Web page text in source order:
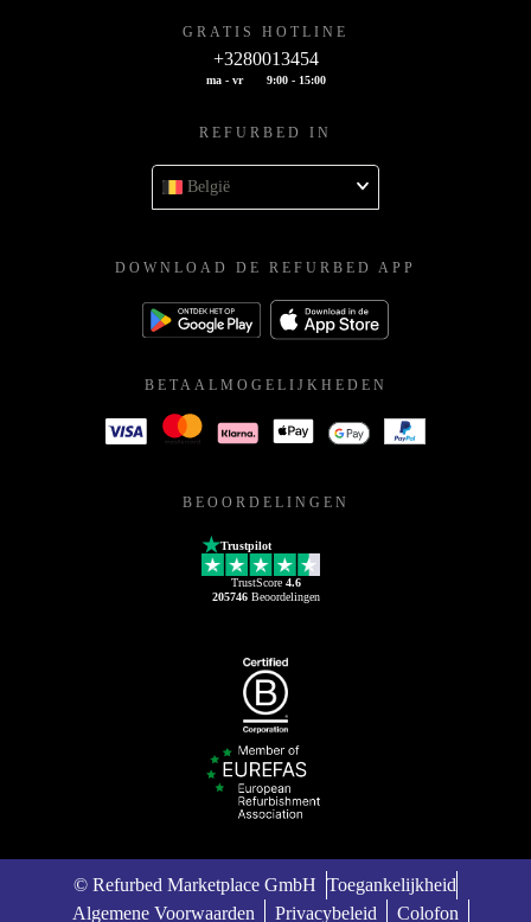
GRATIS HOTLINE
+3280013454
ma - vr 9:00 - 15:00
REFURBED IN
België
DOWNLOAD DE REFURBED APP
BETAALMOGELIJKHEDEN
BEOORDELINGEN
Trustpilot
TrustScore 4.6
205746Beoordelingen
© Refurbed Marketplace GmbH Toegankelijkheid
Algemene Voorwaarden
Privacybeleid Colofon